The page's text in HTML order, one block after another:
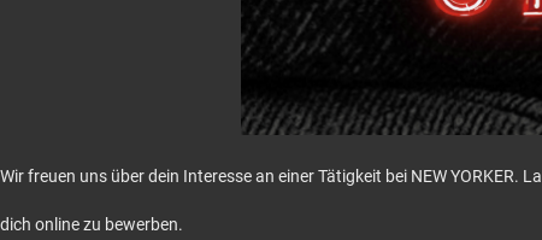
Wir freuen uns über dein Interesse an einer Tätigkeit bei NEW
dich online zu bewerben.